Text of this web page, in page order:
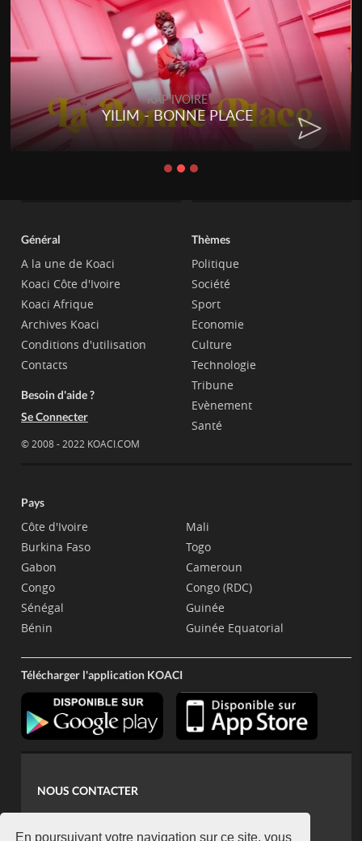
En poursuivant votre navigation sur ce site, vous
RAP IVOIRE
YILIM - BONNE PLACE
Général
A la une de Koaci
Koaci Côte d'Ivoire
Koaci Afrique
Archives Koaci
Conditions d'utilisation
Contacts
Besoin d'aide ?
Se Connecter
© 2008 - 2022 KOACI.COM
Thèmes
Politique
Société
Sport
Economie
Culture
Technologie
Tribune
Evènement
Santé
Pays
Côte d'Ivoire
Burkina Faso
Gabon
Congo
Sénégal
Bénin
Mali
Togo
Cameroun
Congo (RDC)
Guinée
Guinée Equatorial
Télécharger l'application KOACI
NOUS CONTACTER